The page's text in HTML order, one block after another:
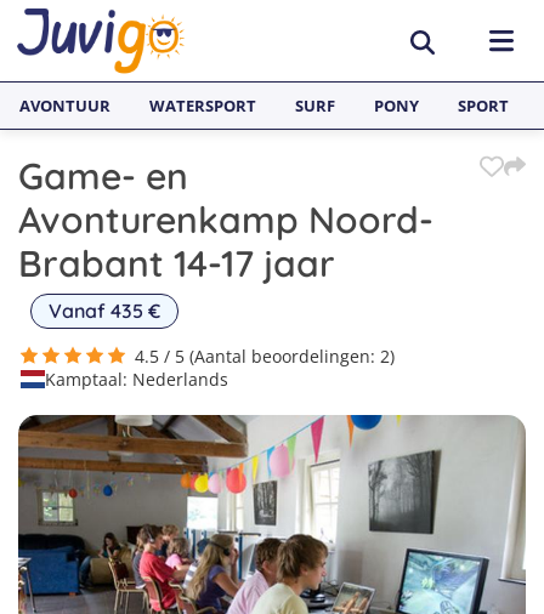
ACTIVITEITEN
Avonturenkampen
Zeilkampen
Watersportkampen
Game Kampen
Hockeykampen
Voetbalkampen
Kanokampen
Boerderijkampen
BESTEMMINGEN
Nederland
België
Spanje
Frankrijk
Engeland
Zweden
Malta
TAALVAKANTIES
Taalreizen van Juvigo
Taalreizen Engels
Taalreizen Spaans
Taalreizen Frans
Taalreizen Duits
SURFKAMPEN
Surfkampen Spanje
Surfkampen Frankrijk
Surfkampen Portugal
Surfkampen Buitenland
JONGERENREIZEN
AVONTUUR WATERSPORT SURF PONY SPORT
Game- en
Avonturenkamp Noord-
Brabant 14-17 jaar
Vanaf 435 €
4.5 / 5 (Aantal beoordelingen: 2)
Kamptaal: Nederlands